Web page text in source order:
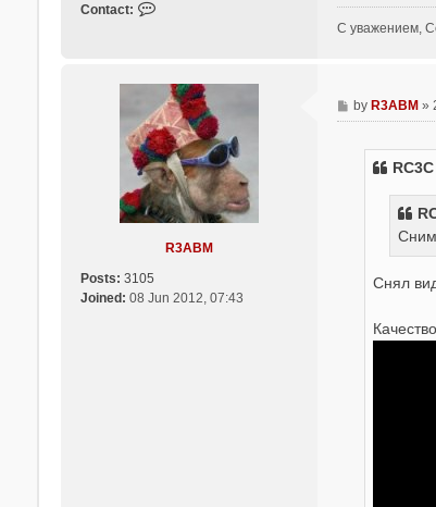
Contact:
a
c
t
R
2
A
J
V
С уважением,
R3ABM
Posts: 3105
Joined: 08 Jun 2012, 07:43
P
o
byR3ABM »
RC3C
Снял